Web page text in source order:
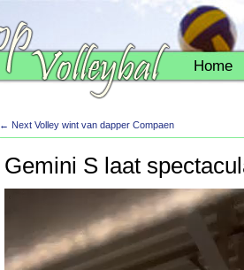
Home
← Next Volley wint van dapper Compaen
Gemini S laat